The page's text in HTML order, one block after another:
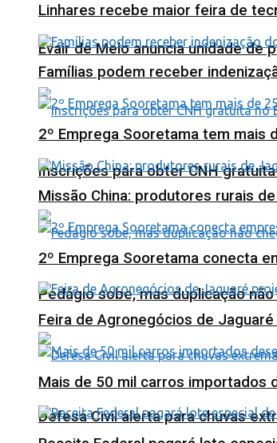
Evair de Melo anuncia unidade de
Inscrições para obter CNH
Pedágio sobe, mas duplicação
Defesa Civil alerta para chuvas
Linhares recebe maior feira de
Famílias podem receber
2º Emprega Sooretama tem mais
Missão China: produtores rurais
2º Emprega Sooretama conecta
Feira de Agronegócios de
Mais de 50 mil carros importados